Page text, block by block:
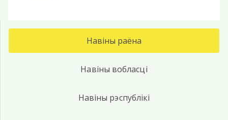
Навіны раёна
Навіны вобласці
Навіны рэспублікі